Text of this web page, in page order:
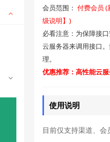
会员范围： 付费会员 (
级说明】)
必看注意：为保障接
云服务器来调用接口
理。
优惠推荐：高性能云
使用说明
目前仅支持渠道、会